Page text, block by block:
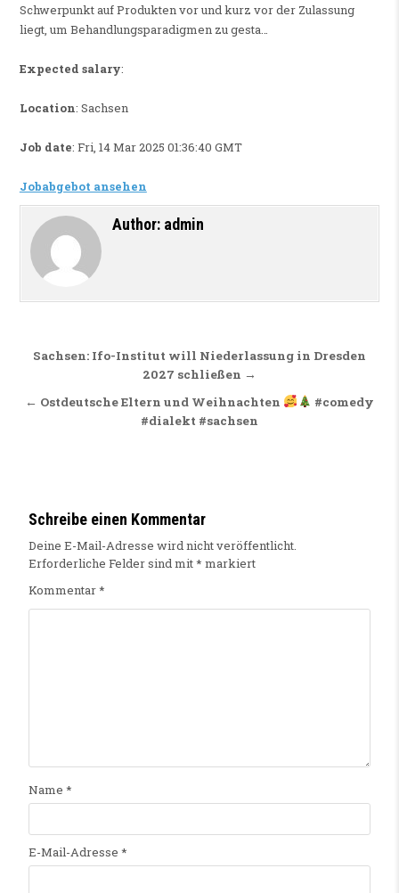
Schwerpunkt auf Produkten vor und kurz vor der Zulassung
liegt, um Behandlungsparadigmen zu gesta…
Expected salary:
Location: Sachsen
Job date: Fri, 14 Mar 2025 01:36:40 GMT
Jobabgebot ansehen
Author: admin
Beitragsnavigation
Sachsen: Ifo-Institut will Niederlassung in Dresden
2027 schließen →
← Ostdeutsche Eltern und Weihnachten
#comedy
#dialekt #sachsen
Schreibe einen Kommentar
Deine E-Mail-Adresse wird nicht veröffentlicht.
Erforderliche Felder sind mit* markiert
Kommentar*
Name *
E-Mail-Adresse *